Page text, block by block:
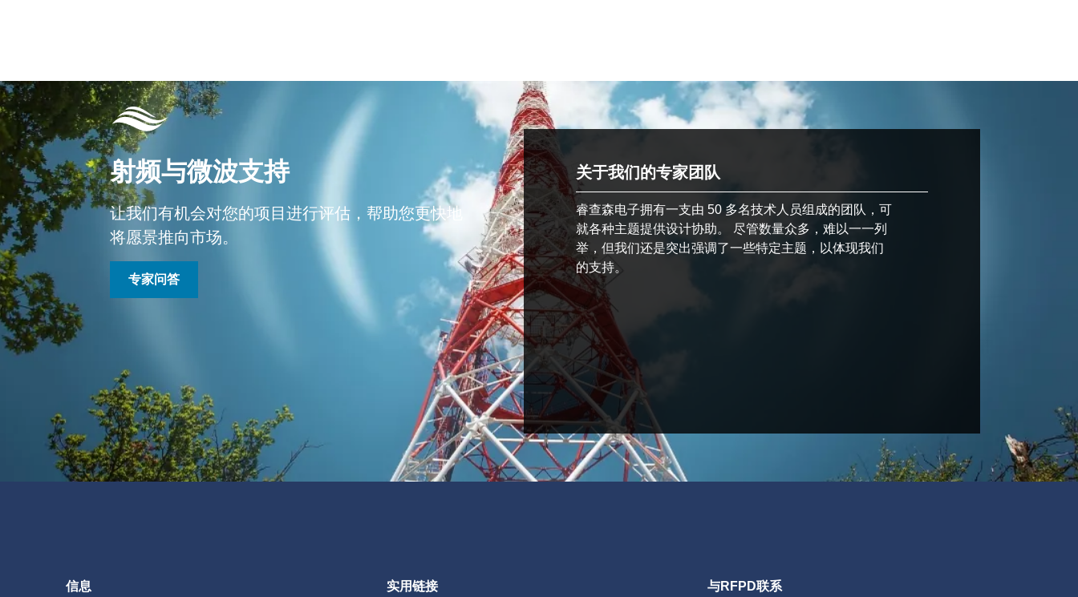
射频与微波支持
让我们有机会对您的项目进行评估，帮助您更快地
将愿景推向市场。
专家问答
关于我们的专家团队
睿查森电子拥有一支由 50 多名技术人员组成的团队，可
就各种主题提供设计协助。 尽管数量众多，难以一一列
举，但我们还是突出强调了一些特定主题，以体现我们
的支持。
信息 实用链接 与RFPD联系